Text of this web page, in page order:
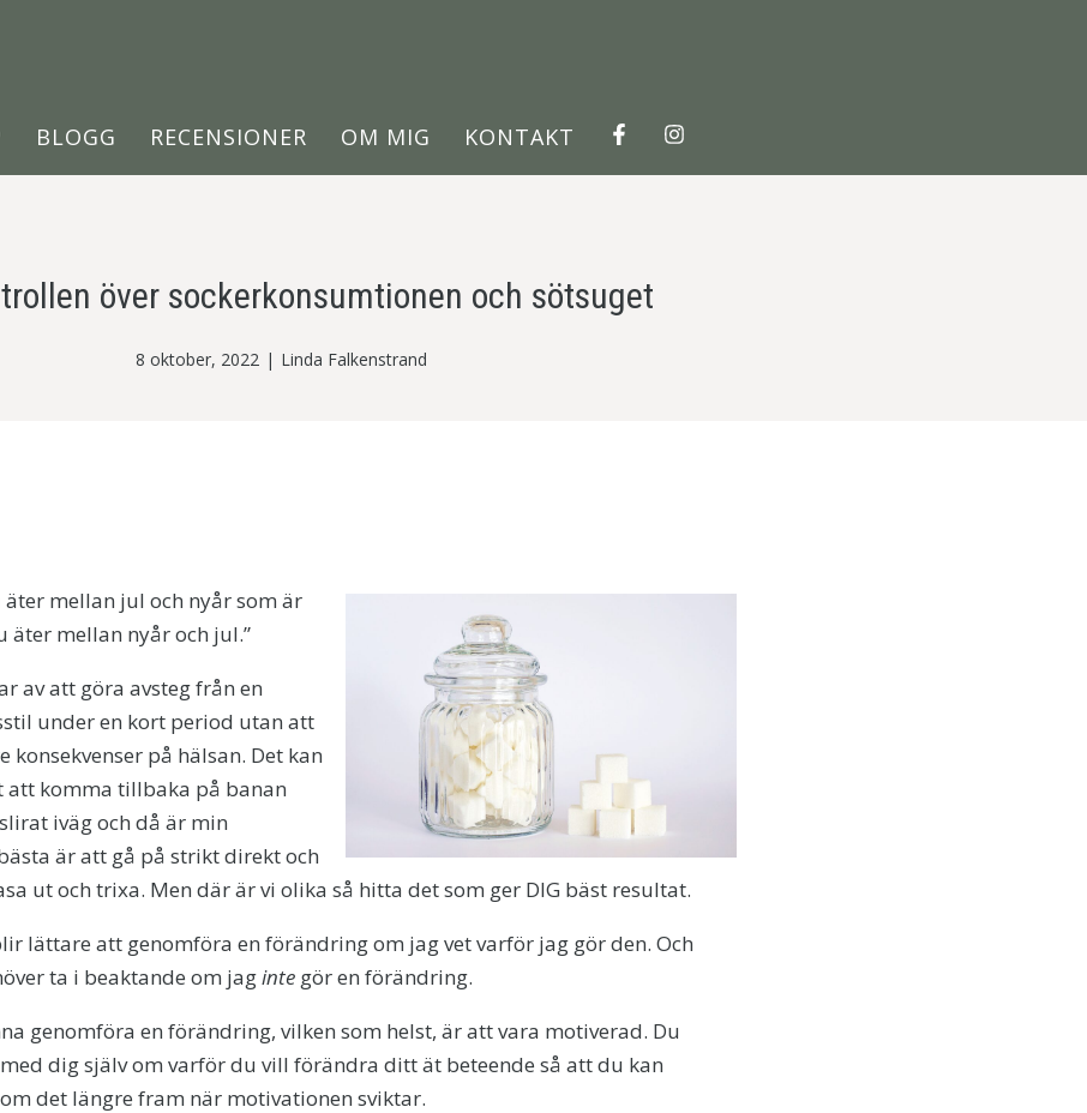
BLOGG RECENSIONER OM MIG KONTAKT
över sockerkonsumtionen och sötsuget
8 oktober, 2022 | Linda Falkenstrand
äter mellan jul och nyår som är
äter mellan nyår och jul.”
av att göra avsteg från en
under en kort period utan att
konsekvenser på hälsan. Det kan
att komma tillbaka på banan
iväg och då är min
är att gå på strikt direkt och
ut och trixa. Men där är vi olika så hitta det som ger DIG bäst resultat.
lättare att genomföra en förändring om jag vet varför jag gör den. Och
ta i beaktande om jaginte gör en förändring.
genomföra en förändring, vilken som helst, är att vara motiverad. Du
dig själv om varför du vill förändra ditt ät beteende så att du kan
det längre fram när motivationen sviktar.